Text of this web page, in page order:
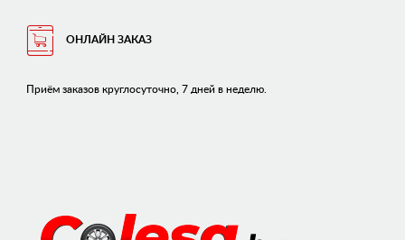
ОНЛАЙН ЗАКАЗ
Приём заказов круглосуточно, 7 дней в неделю.